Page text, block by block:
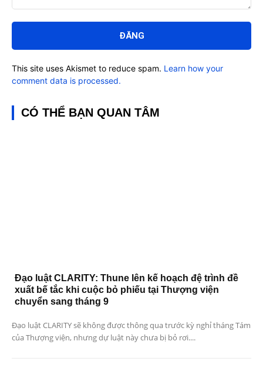
luận:
This site uses Akismet to reduce spam. Learn how your
comment data is processed.
CÓ THỂ BẠN QUAN TÂM
Đạo luật CLARITY: Thune lên kế hoạch đệ trình đề
xuất bế tắc khi cuộc bỏ phiếu tại Thượng viện
chuyển sang tháng 9
Đạo luật CLARITY sẽ không được thông qua trước kỳ nghỉ tháng Tám
của Thượng viện, nhưng dự luật này chưa bị bỏ rơi....